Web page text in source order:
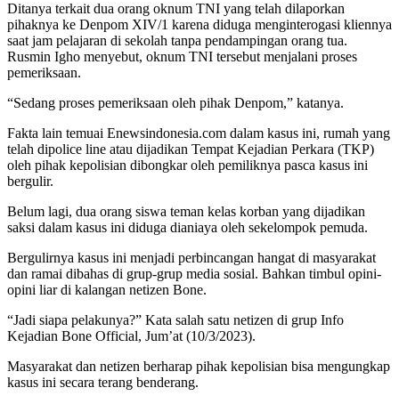
Ditanya terkait dua orang oknum TNI yang telah dilaporkan
pihaknya ke Denpom XIV/1 karena diduga menginterogasi kliennya
saat jam pelajaran di sekolah tanpa pendampingan orang tua.
Rusmin Igho menyebut, oknum TNI tersebut menjalani proses
pemeriksaan.
“Sedang proses pemeriksaan oleh pihak Denpom,” katanya.
Fakta lain temuai Enewsindonesia.com dalam kasus ini, rumah yang
telah dipolice line atau dijadikan Tempat Kejadian Perkara (TKP)
oleh pihak kepolisian dibongkar oleh pemiliknya pasca kasus ini
bergulir.
Belum lagi, dua orang siswa teman kelas korban yang dijadikan
saksi dalam kasus ini diduga dianiaya oleh sekelompok pemuda.
Bergulirnya kasus ini menjadi perbincangan hangat di masyarakat
dan ramai dibahas di grup-grup media sosial. Bahkan timbul opini-
opini liar di kalangan netizen Bone.
“Jadi siapa pelakunya?” Kata salah satu netizen di grup Info
Kejadian Bone Official, Jum’at (10/3/2023).
Masyarakat dan netizen berharap pihak kepolisian bisa mengungkap
kasus ini secara terang benderang.